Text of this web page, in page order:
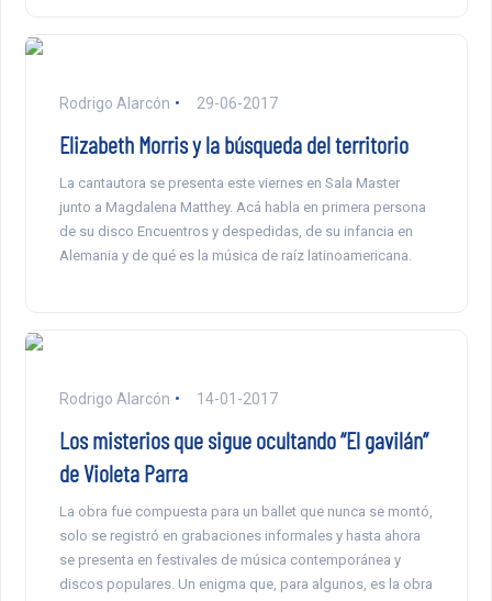
Rodrigo Alarcón 29-06-2017
Elizabeth Morris y la búsqueda del territorio
La cantautora se presenta este viernes en Sala Master
junto a Magdalena Matthey. Acá habla en primera persona
de su disco Encuentros y despedidas, de su infancia en
Alemania y de qué es la música de raíz latinoamericana.
Rodrigo Alarcón 14-01-2017
Los misterios que sigue ocultando “El gavilán”
de Violeta Parra
La obra fue compuesta para un ballet que nunca se montó,
solo se registró en grabaciones informales y hasta ahora
se presenta en festivales de música contemporánea y
discos populares. Un enigma que, para algunos, es la obra